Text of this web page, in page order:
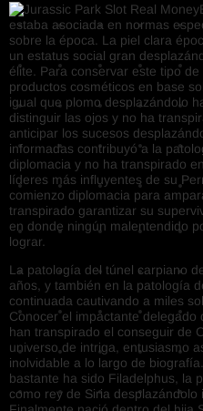
estaba asociada en normas
sobre la época. La piel clara
un estatus social gran
élite. Para conservar este tipo
productos cosméticos en base
igual que plomo desplazándolo
distinguir las ojos y no ha
anticipar los sucesos
informadas contribuyó a la
diplomacia y no ha transpirado
líderes más influyentes de su
comienzo diplomacia para
transpirado garantizar su
en donde ningún malentendido
lograr.
La patologí­a del túnel carpiano
años, y también en la patologí­a
continuada cautivando a miles
Conocer el impactante delegado
han transpirado el conseguir de
universo de intriga, entusiasmo
inolvidable a lo largo de
bastante ha sido Filadelphus, la
como rey de Siria